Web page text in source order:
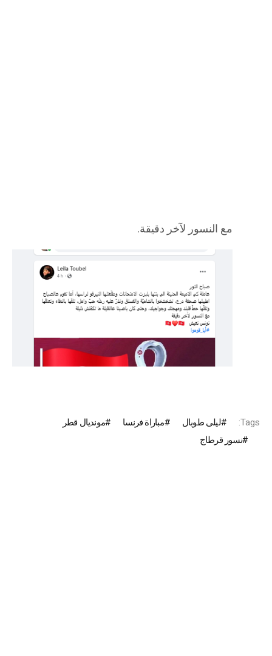
مع النسور لآخر دقيقة.
Tags: ليلى طوبال مباراة فرنسا
مونديال قطر
نسور قرطاج